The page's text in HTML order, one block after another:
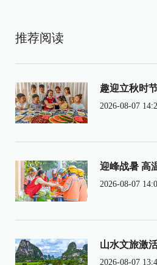
推荐阅读
趣迎立秋时
2026-08-07
迎峰战暑 高
2026-08-07
山水文旅激
2026-08-07